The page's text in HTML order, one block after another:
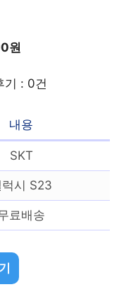
원
: 0건
내용
SKT
럭시 S23
료배송